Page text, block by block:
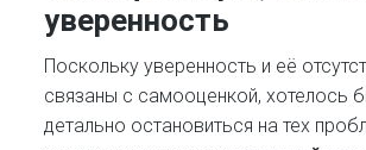
уверенность
Поскольку уверенность и её
связаны с самооценкой, хотелось
детально остановиться на тех